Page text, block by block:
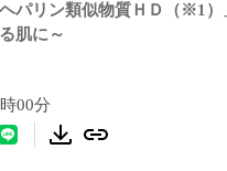
パリン類似物質ＨＤ（※1）
肌に～
00分